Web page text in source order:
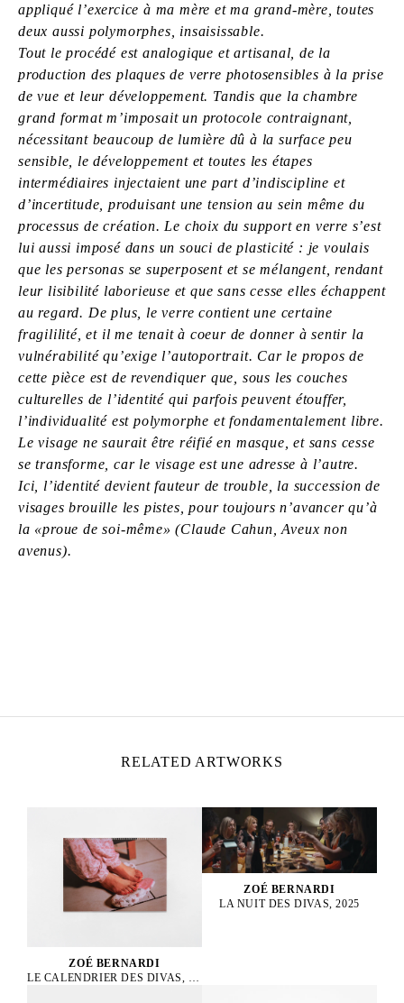
appliqué l’exercice à ma mère et ma grand-mère, toutes
deux aussi polymorphes, insaisissable.
Tout le procédé est analogique et artisanal, de la
production des plaques de verre photosensibles à la prise
de vue et leur développement. Tandis que la chambre
grand format m’imposait un protocole contraignant,
nécessitant beaucoup de lumière dû à la surface peu
sensible, le développement et toutes les étapes
intermédiaires injectaient une part d’indiscipline et
d’incertitude, produisant une tension au sein même du
processus de création. Le choix du support en verre s’est
lui aussi imposé dans un souci de plasticité : je voulais
que les personas se superposent et se mélangent, rendant
leur lisibilité laborieuse et que sans cesse elles échappent
au regard. De plus, le verre contient une certaine
fragililité, et il me tenait à coeur de donner à sentir la
vulnérabilité qu’exige l’autoportrait. Car le propos de
cette pièce est de revendiquer que, sous les couches
culturelles de l’identité qui parfois peuvent étouffer,
l’individualité est polymorphe et fondamentalement libre.
Le visage ne saurait être réifié en masque, et sans cesse
se transforme, car le visage est une adresse à l’autre.
Ici, l’identité devient fauteur de trouble, la succession de
visages brouille les pistes, pour toujours n’avancer qu’à
la «proue de soi-même» (Claude Cahun, Aveux non
avenus).
RELATED ARTWORKS
ZOÉ BERNARDI
LE CALENDRIER DES DIVAS, 2025
ZOÉ BERNARDI
LA NUIT DES DIVAS, 2025